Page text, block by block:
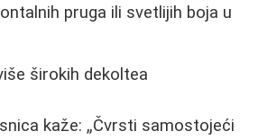
pruga ili svetlijih boja u
širokih dekoltea
kaže:
Čvrsti samostojeći